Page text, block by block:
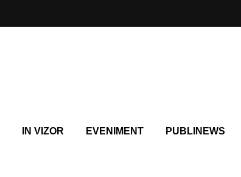
IN VIZOR EVENIMENT PUBLINEWS